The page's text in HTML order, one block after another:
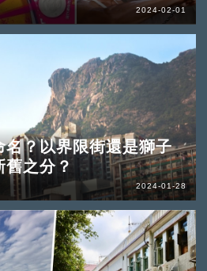
2024-02-01
？以界限街還是獅子
之分？
2024-01-28